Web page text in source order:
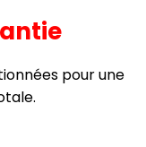
pour une